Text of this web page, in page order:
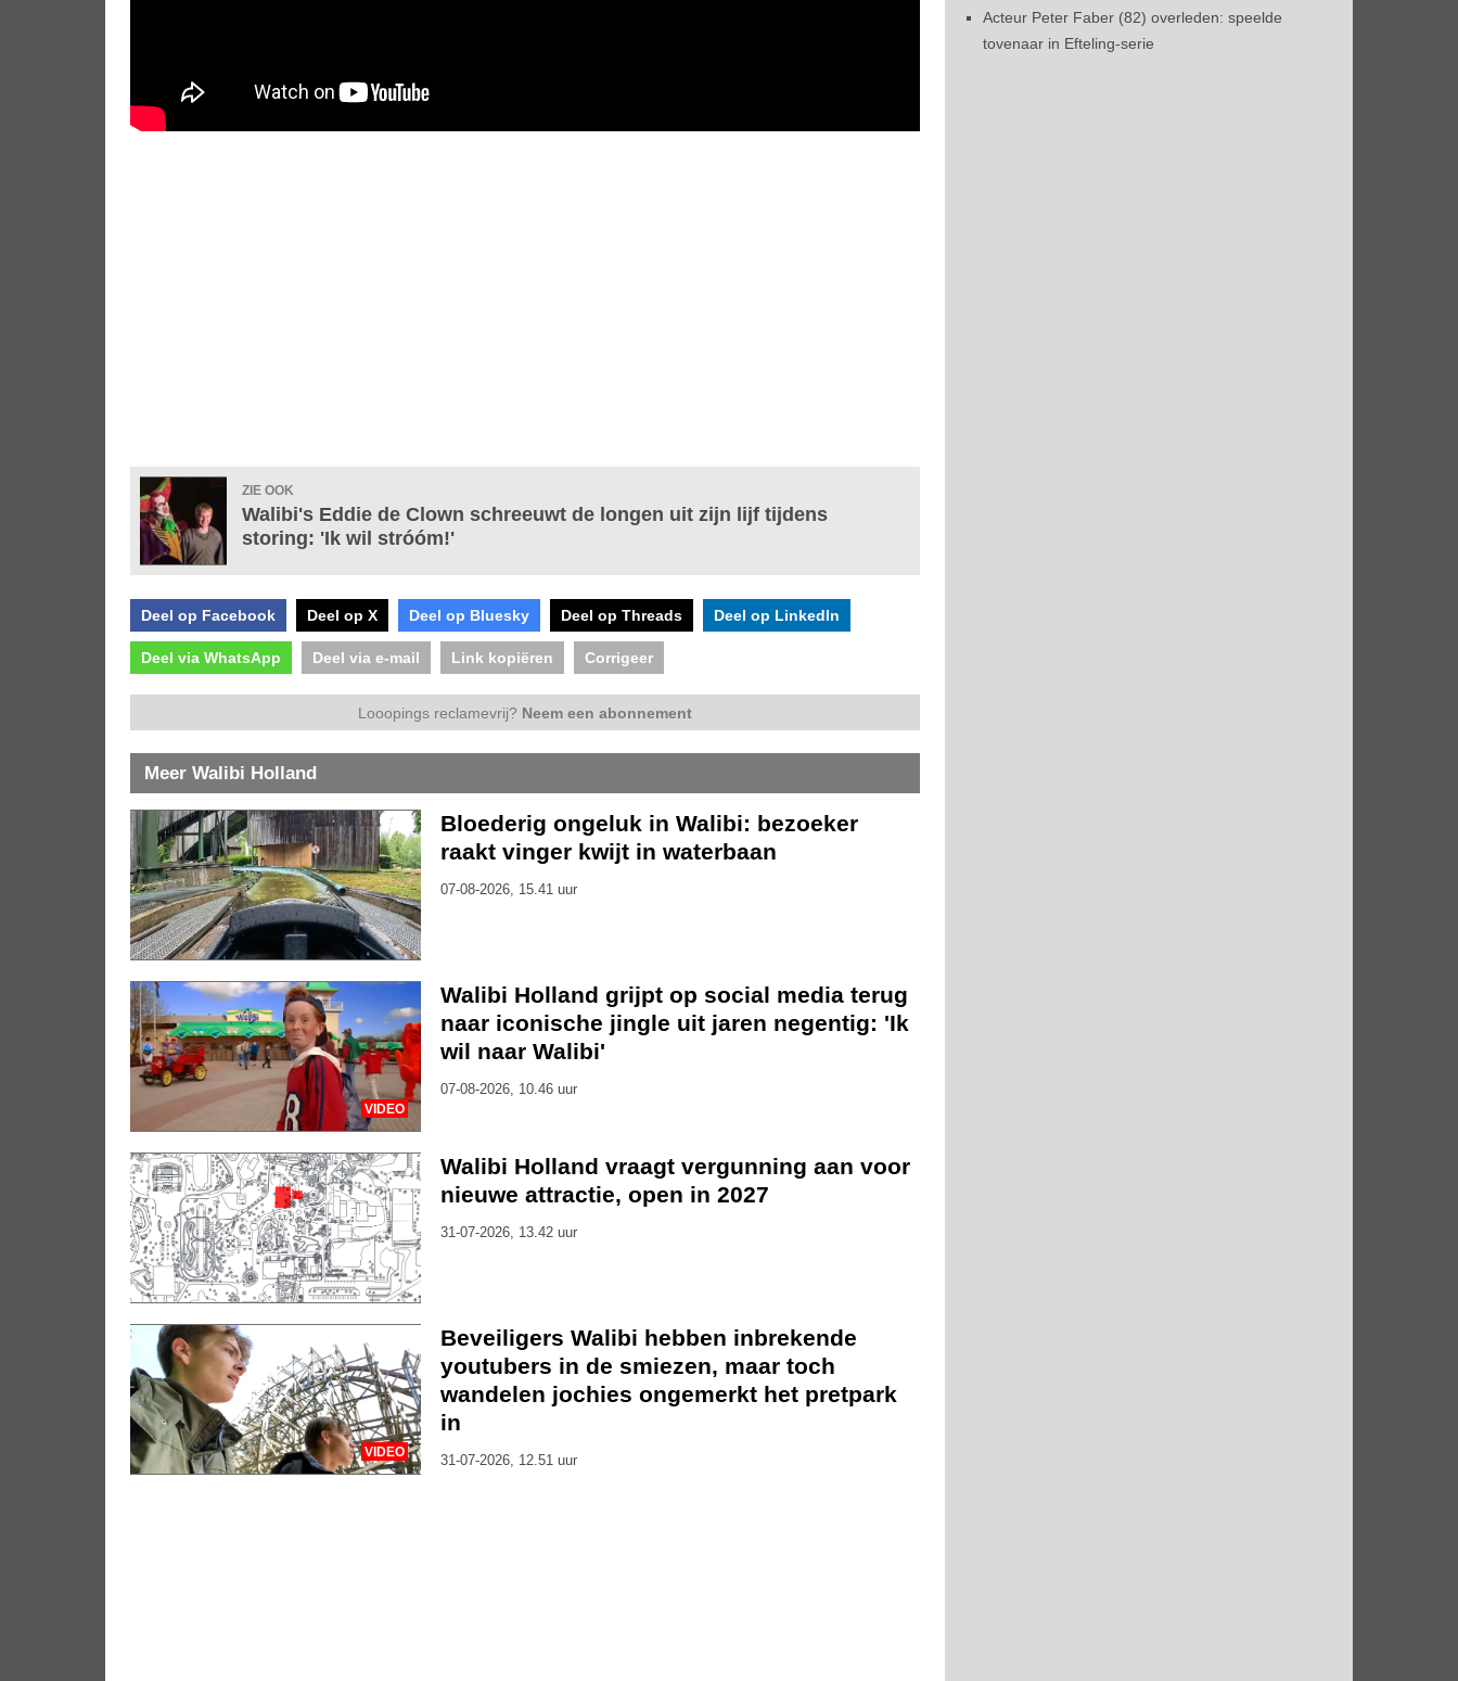
ZIE OOK
Walibi's Eddie de Clown schreeuwt de longen uit zijn lijf tijdens
storing: 'Ik wil stróóm!'
Deel op Facebook Deel op X Deel op Bluesky Deel op Threads Deel op LinkedIn
Deel via WhatsApp Deel via e-mail Link kopiëren Corrigeer
Looopings reclamevrij? Neem een abonnement
Meer Walibi Holland
Bloederig ongeluk in Walibi: bezoeker
raakt vinger kwijt in waterbaan
07-08-2026, 15.41 uur
VIDEO
Walibi Holland grijpt op social media terug
naar iconische jingle uit jaren negentig: 'Ik
wil naar Walibi'
07-08-2026, 10.46 uur
Walibi Holland vraagt vergunning aan voor
nieuwe attractie, open in 2027
31-07-2026, 13.42 uur
VIDEO
Beveiligers Walibi hebben inbrekende
youtubers in de smiezen, maar toch
wandelen jochies ongemerkt het pretpark
in
31-07-2026, 12.51 uur
Acteur Peter Faber (82) overleden: speelde
tovenaar in Efteling-serie